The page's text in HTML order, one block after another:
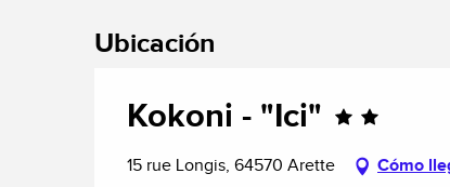
Ubicación
Kokoni - "Ici"
15 rue Longis, 64570 Arette Cómo